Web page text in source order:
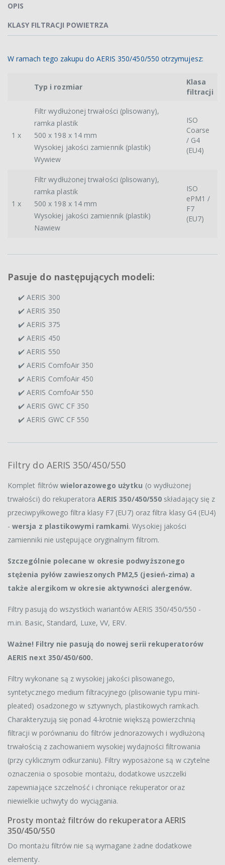
OPIS
KLASY FILTRACJI POWIETRZA
W ramach tego zakupu do AERIS 350/450/550 otrzymujesz:
Typ i rozmiar
Klasa
filtracji
1 x
Filtr wydłużonej trwałości (plisowany),
ramka plastik
500 x 198 x 14 mm
Wysokiej jakości zamiennik (plastik)
Wywiew
ISO
Coarse
/ G4
(EU4)
1 x
Filtr wydłużonej trwałości (plisowany),
ramka plastik
500 x 198 x 14 mm
Wysokiej jakości zamiennik (plastik)
Nawiew
ISO
ePM1 /
F7
(EU7)
Pasuje do następujących modeli:
✔️ AERIS 300
✔️ AERIS 350
✔️ AERIS 375
✔️ AERIS 450
✔️ AERIS 550
✔️ AERIS ComfoAir 350
✔️ AERIS ComfoAir 450
✔️ AERIS ComfoAir 550
✔️ AERIS GWC CF 350
✔️ AERIS GWC CF 550
Filtry do AERIS 350/450/550
Komplet filtrówwielorazowego użytku (o wydłużonej
trwałości) do rekuperatora AERIS 350/450/550 składający się z
przeciwpyłkowego filtra klasy F7 (EU7) oraz filtra klasy G4 (EU4)
-wersja z plastikowymi ramkami. Wysokiej jakości
zamienniki nie ustępujące oryginalnym filtrom.
Szczególnie polecane w okresie podwyższonego
stężenia pyłów zawieszonych PM2,5 (jesień-zima) a
także alergikom w okresie aktywności alergenów.
Filtry pasują do wszystkich wariantów AERIS 350/450/550 -
m.in. Basic, Standard, Luxe, VV, ERV.
Ważne! Filtry nie pasują do nowej serii rekuperatorów
AERIS next 350/450/600.
Filtry wykonane są z wysokiej jakości plisowanego,
syntetycznego medium filtracyjnego (plisowanie typu mini-
pleated) osadzonego w sztywnych, plastikowych ramkach.
Charakteryzują się ponad 4-krotnie większą powierzchnią
filtracji w porównaniu do filtrów jednorazowych i wydłużoną
trwałością z zachowaniem wysokiej wydajności filtrowania
(przy cyklicznym odkurzaniu). Filtry wyposażone są w czytelne
oznaczenia o sposobie montażu, dodatkowe uszczelki
zapewniające szczelność i chroniące rekuperator oraz
niewielkie uchwyty do wyciągania.
Prosty montaż filtrów do rekuperatora AERIS
350/450/550
Do montażu filtrów nie są wymagane żadne dodatkowe
elementy.